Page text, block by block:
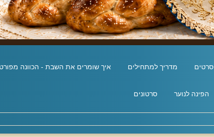
סרטים מדריך למתחילים איך שומרים את השבת - הכוונה
הפינה לנוער סרטונים